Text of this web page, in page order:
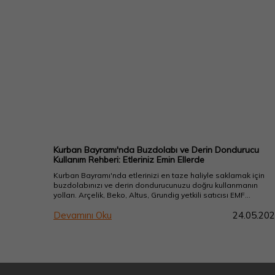
Kurban Bayramı'nda Buzdolabı ve Derin Dondurucu
Kullanım Rehberi: Etleriniz Emin Ellerde
Kurban Bayramı'nda etlerinizi en taze haliyle saklamak için
buzdolabınızı ve derin dondurucunuzu doğru kullanmanın
yolları. Arçelik, Beko, Altus, Grundig yetkili satıcısı EMF
Devamını Oku